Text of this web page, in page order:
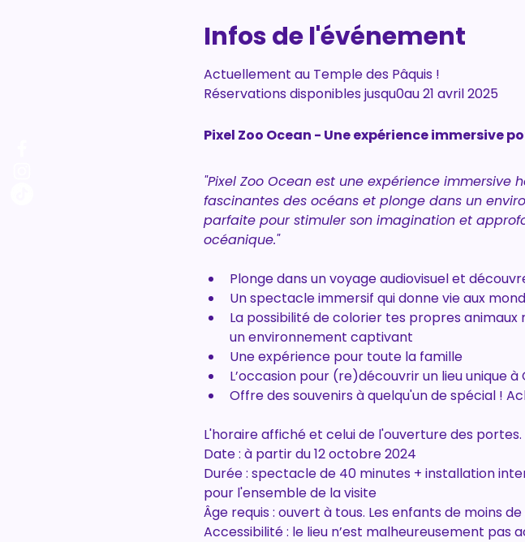
Infos de l'événement
Actuellement au Temple des Pâquis !
Réservations disponibles jusqu0au 21 avril 2025
Pixel Zoo Ocean - Une expérience immersive
"Pixel Zoo Ocean est une expérience
fascinantes des océans et plonge dans un
parfaite pour stimuler son imagination et
océanique."
Plonge dans un voyage audiovisuel et
Un spectacle immersif qui donne vie aux
La possibilité de colorier tes propres
un environnement captivant
Une expérience pour toute la famille
L’occasion pour (re)découvrir un lieu unique
Offre des souvenirs à quelqu'un de spécial !
L'horaire affiché et celui de l'ouverture des
Date : à partir du 12 octobre 2024
Durée : spectacle de 40 minutes + installation
pour l'ensemble de la visite
Âge requis : ouvert à tous. Les enfants de moins
Accessibilité : le lieu n’est malheureusement pas